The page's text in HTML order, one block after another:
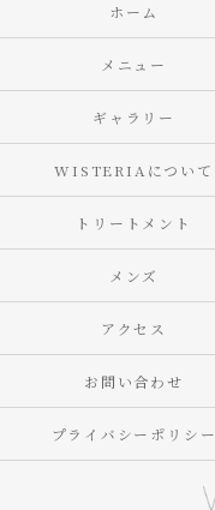
ホーム
メニュー
ギャラリー
WISTERIAについて
トリートメント
メンズ
アクセス
お問い合わせ
プライバシーポリシー